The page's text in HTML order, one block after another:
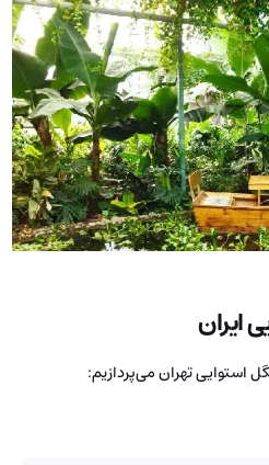
ایران
استوایی تهران می‌پردازیم: